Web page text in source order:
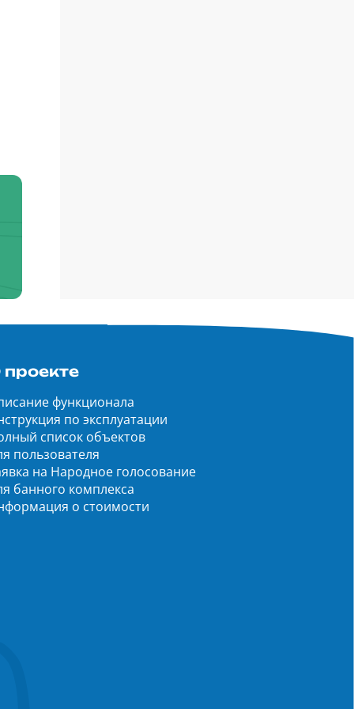
проекте
функционала
по эксплуатации
список объектов
пользователя
на Народное голосование
банного комплекса
о стоимости